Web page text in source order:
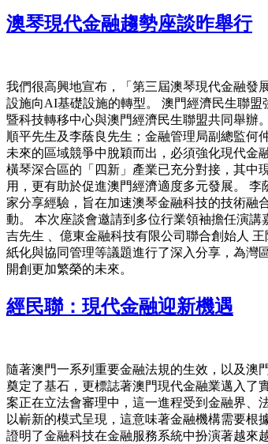
澳琴現代金融趨勢座談昨舉行
我們很高興地宣布，「第三屆澳琴現代金融發
設施向AI基礎設施的轉型。 澳門經濟民生聯
暨科技轉移中心與澳門經濟民生聯盟共同舉辦
順平先生及李蔭良先生；金融管理局副總監何
未來的區域競爭中脫穎而出，必須強化現代金
橫琴深合區的「四新」產業已充分對接，其中
用，更有助於促進澳門經濟適度多元發展。
家分享經驗，旨在加速澳琴金融科技的技術融
動。 本次座談會邀請到多位行業領袖擔任演
吉先生 、億東金融科技有限公司聯合創始人
紙化與協同管理等議題進行了深入分享，為灣
開創更加繁榮的未來。
經民聯：現代金融迎新機遇
隨著澳門一系列重要金融法規的生效，以及澳
奠定了基石，更標誌著澳門現代金融業邁入了
案正在立法會審理中，這一進程受到金融界、
以嶄新的模式呈現，這意味著金融機構需要
證明了金融科技在金融服務系統中扮演著越來